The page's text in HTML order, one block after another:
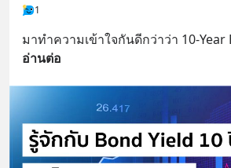
1
มาทำความเข้าใจกันดีกว่าว่า 10-Year
อ่านต่อ